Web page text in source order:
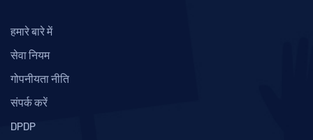
हमारे बारे में
सेवा नियम
गोपनीयता नीति
संपर्क करें
DPDP